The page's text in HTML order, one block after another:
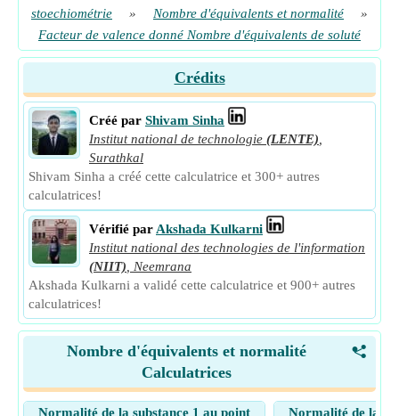
stoechiométrie
» Nombre d'équivalents et normalité
»
Facteur de valence donné Nombre d'équivalents de soluté
Crédits
Créé par Shivam Sinha
Institut national de technologie (LENTE)
Surathkal
Shivam Sinha a créé cette calculatrice et 300+ autres
calculatrices!
Vérifié par Akshada Kulkarni
Institut national des technologies de l'information
(NIIT)
Neemrana
Akshada Kulkarni a validé cette calculatrice et 900+ autres
calculatrices!
<
Nombre d'équivalents et normalité
Calculatrices
Normalité de la substance 1 au point
Normalité de la